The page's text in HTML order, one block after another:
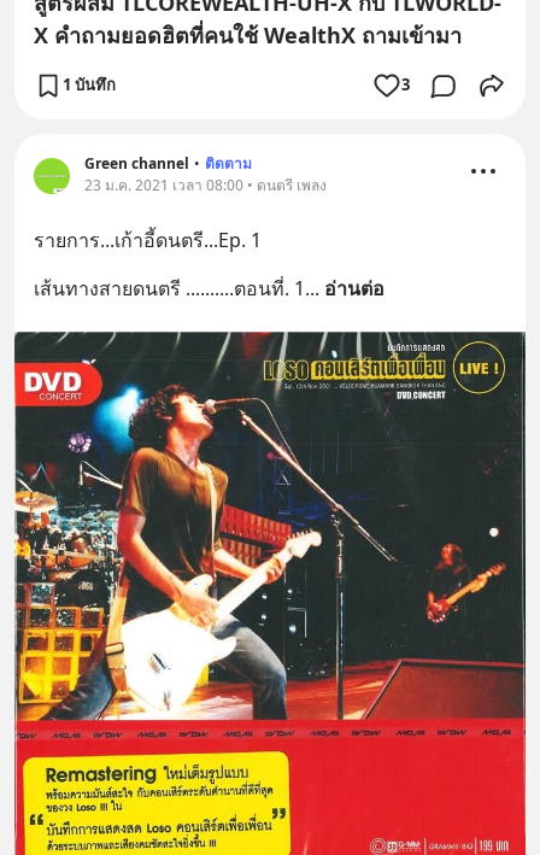
X คำถามยอดฮิตที่คนใช้ WealthX ถามเข้ามา
1 บันทึก 3
Green channel • ติดตาม
23 ม.ค. 2021 เวลา 08:00 • ดนตรี เพลง
รายการ...เก้าอี้ดนตรี...Ep. 1
เส้นทางสายดนตรี ..........ตอนที่. 1... อ่านต่อ